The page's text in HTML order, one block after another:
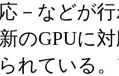
－などが
のGPUに
れている